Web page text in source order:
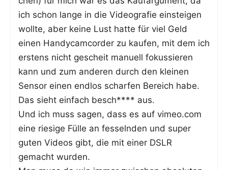
ich schon lan­ge in die Video­gra­fie ein­stei­gen
woll­te, aber kei­ne Lust hat­te für viel Geld
einen Han­dy­cam­cor­der zu kau­fen, mit dem ich
ers­tens nicht gescheit manu­ell fokus­sie­ren
kann und zum ande­ren durch den klei­nen
Sen­sor einen end­los schar­fen Bereich habe.
Das sieht ein­fach besch**** aus.
Und ich muss sagen, dass es auf vimeo.com
eine rie­si­ge Fül­le an fes­seln­den und super
guten Vide­os gibt, die mit einer DSLR
gemacht wurden.